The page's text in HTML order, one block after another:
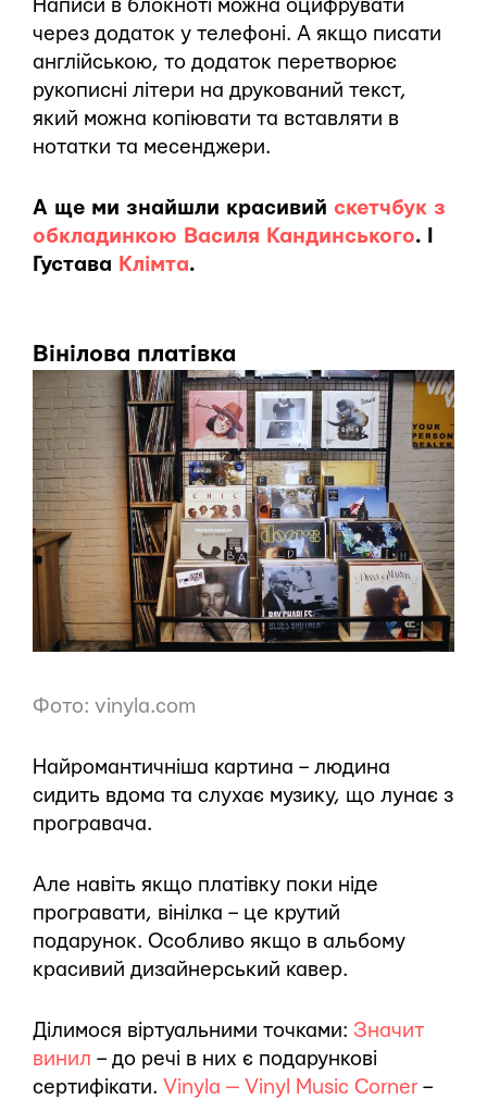
Написи в блокноті можна оцифрувати
через додаток у телефоні. А якщо писати
англійською, то додаток перетворює
рукописні літери на друкований текст,
який можна копіювати та вставляти в
нотатки та месенджери.
А ще ми знайшли красивий скетчбук з
обкладинкою Василя Кандинського. І
Густава Клімта.
Вінілова платівка
Фото: vinyla.com
Найромантичніша картина – людина
сидить вдома та слухає музику, що лунає з
програвача.
Але навіть якщо платівку поки ніде
програвати, вінілка – це крутий
подарунок. Особливо якщо в альбому
красивий дизайнерський кавер.
Ділимося віртуальними точками: Значит
винил – до речі в них є подарункові
сертифікати. Vinyla — Vinyl Music Corner –